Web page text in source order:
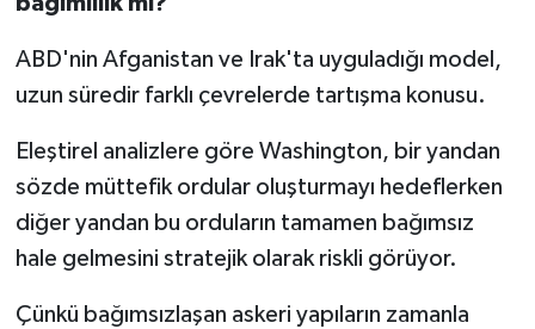
ABD'nin Afganistan ve Irak'ta uyguladığı model,
uzun süredir farklı çevrelerde tartışma konusu.
Eleştirel analizlere göre Washington, bir yandan
sözde müttefik ordular oluşturmayı hedeflerken
diğer yandan bu orduların tamamen bağımsız
hale gelmesini stratejik olarak riskli görüyor.
Çünkü bağımsızlaşan askeri yapıların zamanla